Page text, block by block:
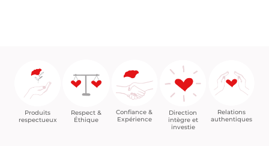
Produits
respectueux
Respect &
Éthique
Confiance &
Expérience
Direction
intègre et
investie
Relations
authentiques